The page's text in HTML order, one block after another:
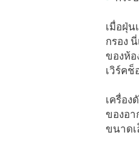
เมื่อฝุ่
กรอง
ของห้อ
เวิร์คช็
เครื่อง
ของอ
ขนาด